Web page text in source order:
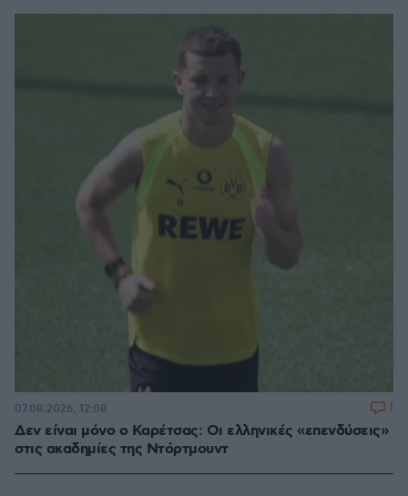
Δεν είναι μόνο ο Καρέτσας: Οι ελληνικές «επενδύσεις»
στις ακαδημίες της Ντόρτμουντ
07.08.2026, 12:08 1